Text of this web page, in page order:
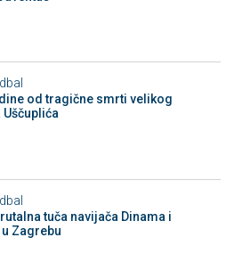
od tragične smrti velikog
Uščuplića
tuča navijača Dinama i
Zagrebu